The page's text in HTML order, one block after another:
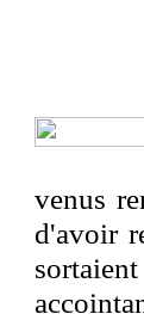
venus
d'avoir